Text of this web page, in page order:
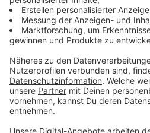
Sperrung ist noch nicht
Anzeige
Auch die Rheinbahn ist
Sperrung betroffen
Anzeige